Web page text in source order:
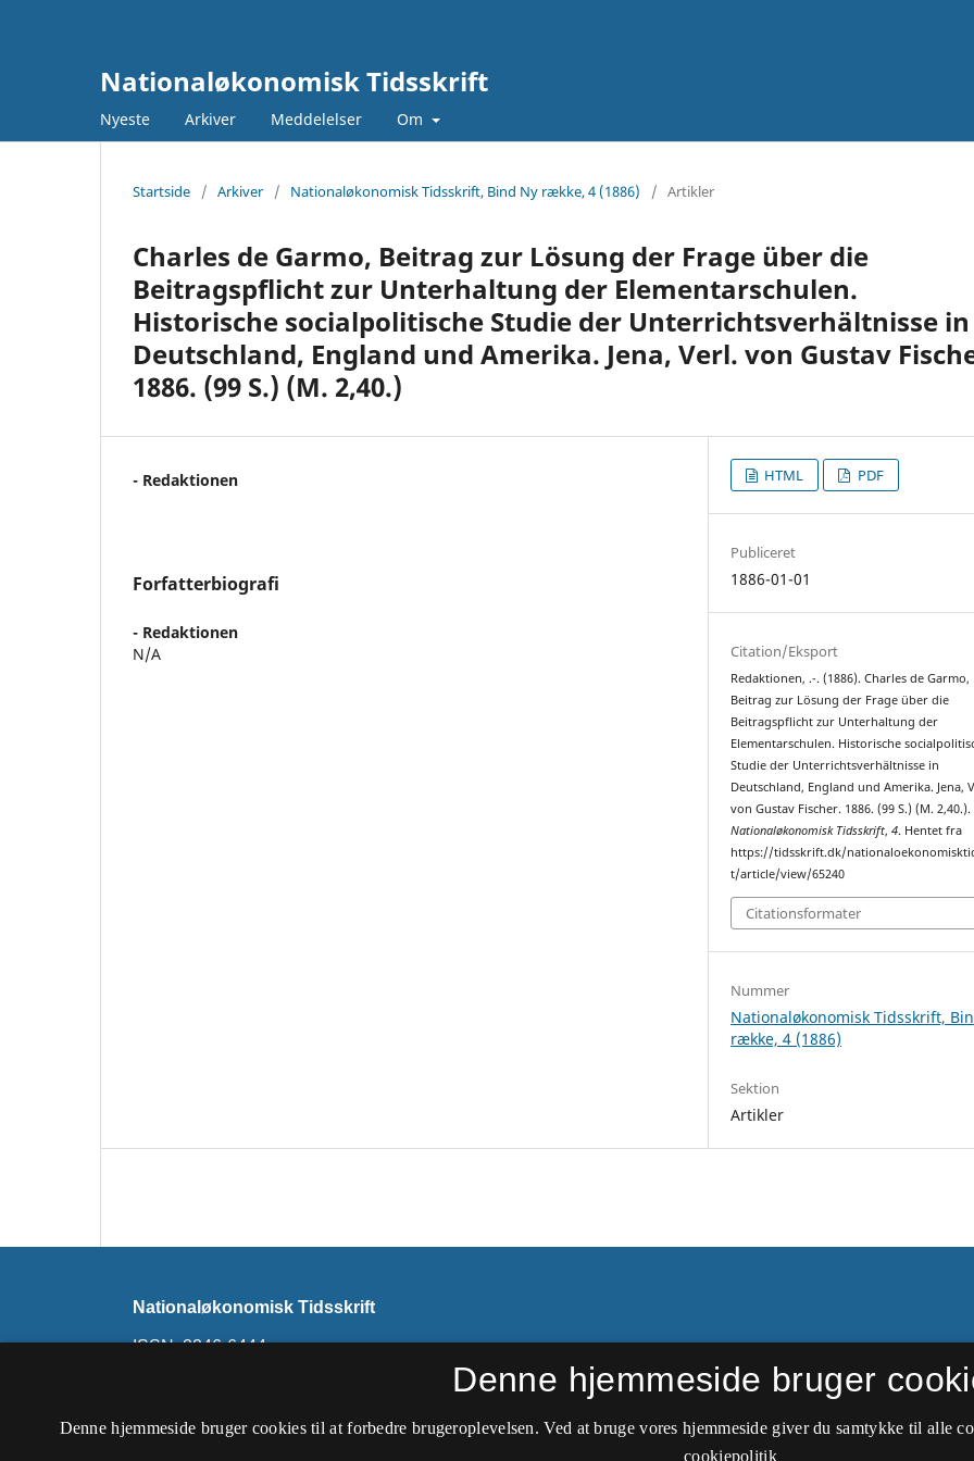
Nationaløkonomisk Tidsskrift
Nyeste Arkiver Meddelelser Om
Startside / Arkiver / Nationaløkonomisk Tidsskrift, Bind Ny række, 4 (1886) / Artikler
Charles de Garmo, Beitrag zur Lösung der Frage über die
Beitragspflicht zur Unterhaltung der Elementarschulen.
Historische socialpolitische Studie der Unterrichtsverhältnisse in
Deutschland, England und Amerika. Jena, Verl. von Gustav
1886. (99 S.) (M. 2,40.)
- Redaktionen
Forfatterbiografi
- Redaktionen
N/A
HTML PDF
Publiceret
1886-01-01
Citation/Eksport
Redaktionen, .-. (1886). Charles de Garmo,
Beitrag zur Lösung der Frage über die
Beitragspflicht zur Unterhaltung der
Elementarschulen. Historische
Studie der Unterrichtsverhältnisse in
Deutschland, England und Amerika. Jena,
von Gustav Fischer. 1886. (99 S.) (M. 2,40.).
Nationaløkonomisk Tidsskrift,4. Hentet fra
https://tidsskrift.dk/
t/article/view/65240
Citationsformater
Nummer
Nationaløkonomisk Tidsskrift,
række, 4 (1886)
Sektion
Artikler
Nationaløkonomisk Tidsskrift
ISSN: 2246-6444
Tidsskriftet udkommer ikke længere på denne side. Nyere udgivelser kan
Forening).
Denne hjemmeside bruger
Denne hjemmeside bruger cookies til at forbedre brugeroplevelsen. Ved at bruge vores hjemmeside giver du samtykke til alle
cookiepolitik